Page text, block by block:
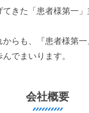
きた「患者様第一」
らも、『患者様第
でまいります。
会社概要